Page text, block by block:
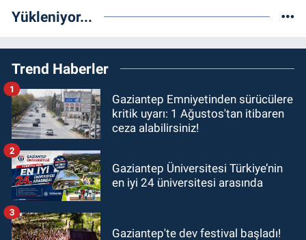
Yükleniyor...
Trend Haberler
Gaziantep Emniyetinden sürücülere
kritik uyarı: 1 Ağustos'tan itibaren
ceza alabilirsiniz!
1
Gaziantep Üniversitesi Türkiye’nin
en iyi 24 üniversitesi arasında
2
Gaziantep'te dev festival başladı!
3